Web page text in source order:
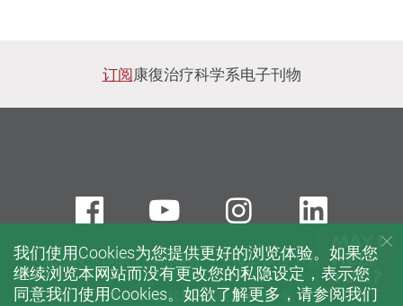
订阅康復治疗科学系电子刊物
私隐政策声明 使用条款 无障碍网页 Sitemap
© 2026 版权属香港理工大学所有
FacebookYoutubeinstagram
我们使用Cookies为您提供更好的浏览体验。如果您
继续浏览本网站而没有更改您的私隐设定，表示您
同意我们使用Cookies。如欲了解更多，请参阅我们